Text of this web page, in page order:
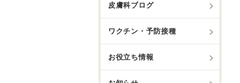
皮膚科ブログ
ワクチン・予防接種
お役立ち情報